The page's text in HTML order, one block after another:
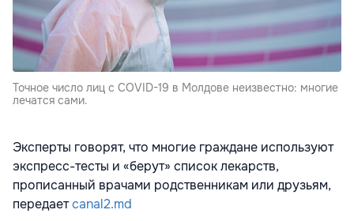
Точное число лиц с COVID-19 в Молдове неизвестно: многие
лечатся сами.
Эксперты говорят, что многие граждане используют
экспресс-тесты и «берут» список лекарств,
прописанный врачами родственникам или друзьям,
передаетcanal2.md